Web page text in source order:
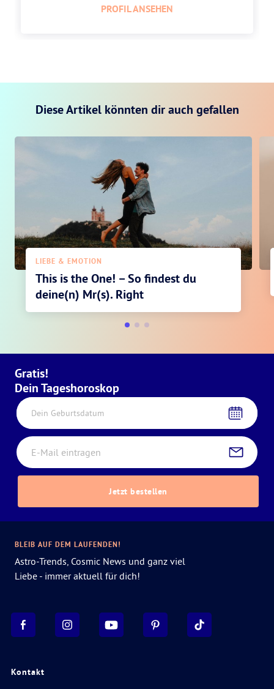
PROFIL ANSEHEN
Diese Artikel könnten dir auch gefallen
LIEBE & EMOTION
This is the One! – So findest du
deine(n) Mr(s). Right
Gratis!
Dein Tageshoroskop
Dein Geburtsdatum
Jetzt bestellen
Kontakt
BLEIB AUF DEM LAUFENDEN!
Astro-Trends, Cosmic News und ganz viel
Liebe - immer aktuell für dich!